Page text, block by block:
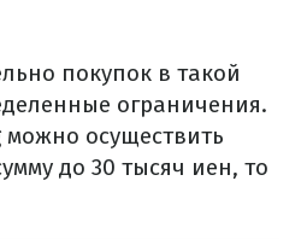
покупок в такой
ограничения.
осуществить
до 30 тысяч иен, то